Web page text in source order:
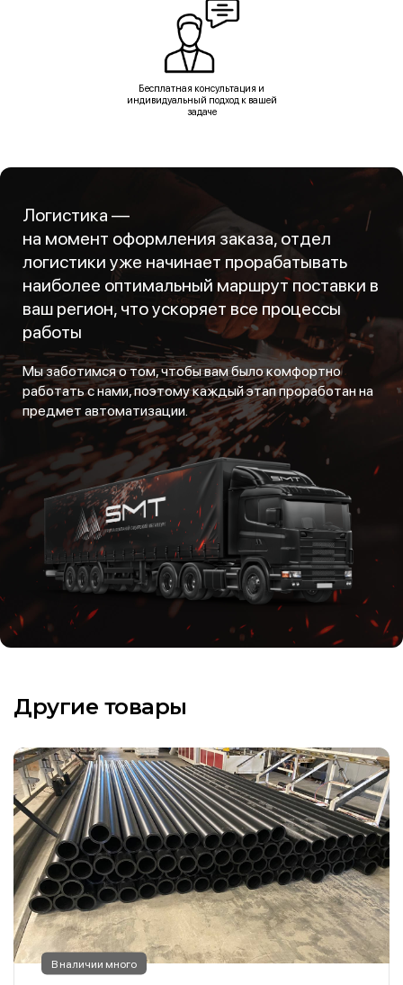
Бесплатная консультация и
индивидуальный подход к вашей
задаче
Логистика —
на момент оформления заказа, отдел
логистики уже начинает прорабатывать
наиболее оптимальный маршрут поставки в
ваш регион, что ускоряет все процессы
работы
Мы заботимся о том, чтобы вам было комфортно
работать с нами, поэтому каждый этап проработан на
предмет автоматизации.
Другие товары
В наличии много